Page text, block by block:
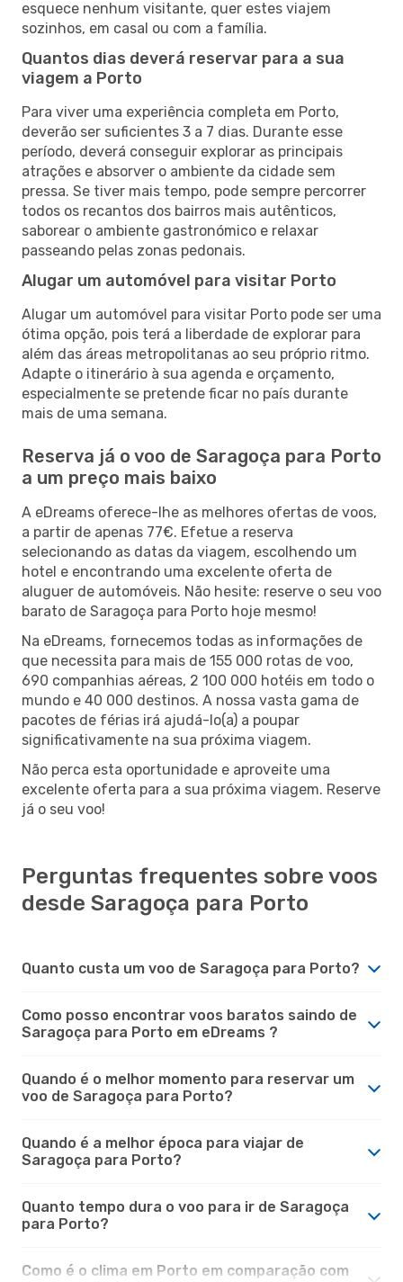
esquece nenhum visitante, quer estes viajem
sozinhos, em casal ou com a família.
Quantos dias deverá reservar para a sua
viagem a Porto
Para viver uma experiência completa em Porto,
deverão ser suficientes 3 a 7 dias. Durante esse
período, deverá conseguir explorar as principais
atrações e absorver o ambiente da cidade sem
pressa. Se tiver mais tempo, pode sempre percorrer
todos os recantos dos bairros mais autênticos,
saborear o ambiente gastronómico e relaxar
passeando pelas zonas pedonais.
Alugar um automóvel para visitar Porto
Alugar um automóvel para visitar Porto pode ser uma
ótima opção, pois terá a liberdade de explorar para
além das áreas metropolitanas ao seu próprio ritmo.
Adapte o itinerário à sua agenda e orçamento,
especialmente se pretende ficar no país durante
mais de uma semana.
Reserva já o voo de Saragoça para Porto
a um preço mais baixo
A eDreams oferece-lhe as melhores ofertas de voos,
a partir de apenas 77€. Efetue a reserva
selecionando as datas da viagem, escolhendo um
hotel e encontrando uma excelente oferta de
aluguer de automóveis. Não hesite: reserve o seu voo
barato de Saragoça para Porto hoje mesmo!
Na eDreams, fornecemos todas as informações de
que necessita para mais de 155 000 rotas de voo,
690 companhias aéreas, 2 100 000 hotéis em todo o
mundo e 40 000 destinos. A nossa vasta gama de
pacotes de férias irá ajudá-lo(a) a poupar
significativamente na sua próxima viagem.
Não perca esta oportunidade e aproveite uma
excelente oferta para a sua próxima viagem. Reserve
já o seu voo!
Perguntas frequentes sobre voos
desde Saragoça para Porto
Quanto custa um voo de Saragoça para Porto?
Como posso encontrar voos baratos saindo de
Saragoça para Porto em eDreams ?
Quando é o melhor momento para reservar um
voo de Saragoça para Porto?
Quando é a melhor época para viajar de
Saragoça para Porto?
Quanto tempo dura o voo para ir de Saragoça
para Porto?
Como é o clima em Porto em comparação com